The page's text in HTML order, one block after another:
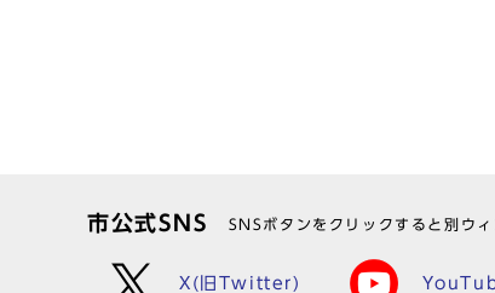
市公式SNS SNSボタンをクリックすると別ウ
X(旧Twitter)